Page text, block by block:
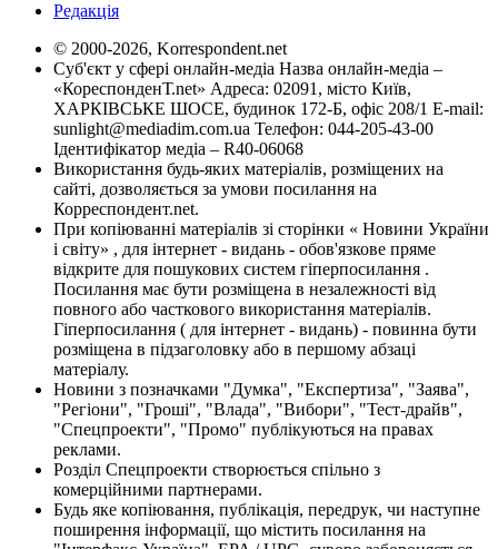
Редакція
© 2000-2026, Korrespondent.net
Суб'єкт у сфері онлайн-медіа Назва онлайн-медіа –
«КореспонденТ.net» Адреса: 02091, місто Київ,
ХАРКІВСЬКЕ ШОСЕ, будинок 172-Б, офіс 208/1 E-mail:
sunlight@mediadim.com.ua Телефон: 044-205-43-00
Ідентифікатор медіа – R40-06068
Використання будь-яких матеріалів, розміщених на
сайті, дозволяється за умови посилання на
Корреспондент.net.
При копіюванні матеріалів зі сторінки « Новини України
і світу» , для інтернет - видань - обов'язкове пряме
відкрите для пошукових систем гіперпосилання .
Посилання має бути розміщена в незалежності від
повного або часткового використання матеріалів.
Гіперпосилання ( для інтернет - видань) - повинна бути
розміщена в підзаголовку або в першому абзаці
матеріалу.
Новини з позначками "Думка", "Експертиза", "Заява",
"Регіони", "Гроші", "Влада", "Вибори", "Тест-драйв",
"Спецпроекти", "Промо" публікуються на правах
реклами.
Розділ Спецпроекти створюється спільно з
комерційними партнерами.
Будь яке копіювання, публікація, передрук, чи наступне
поширення інформації, що містить посилання на